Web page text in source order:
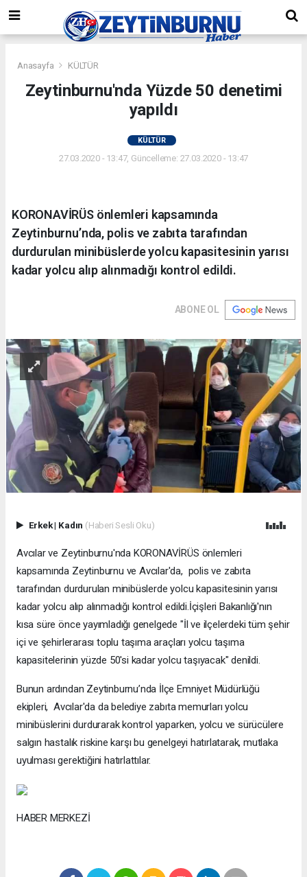
Anasayfa KÜLTÜR
Zeytinburnu'nda Yüzde 50 denetimi
yapıldı
KÜLTÜR
27.03.2020 - 13:47, Güncelleme: 27.03.2020 - 13:47
KORONAVİRÜS önlemleri kapsamında
Zeytinburnu’nda, polis ve zabıta tarafından
durdurulan minibüslerde yolcu kapasitesinin yarısı
kadar yolcu alıp alınmadığı kontrol edildi.
ABONE OL
Erkek| Kadın (Haberi Sesli Oku)
Avcılar ve Zeytinburnu'nda KORONAVİRÜS önlemleri
kapsamında Zeytinburnu ve Avcılar'da, polis ve zabıta
tarafından durdurulan minibüslerde yolcu kapasitesinin yarısı
kadar yolcu alıp alınmadığı kontrol edildi.İçişleri Bakanlığı'nın
kısa süre önce yayımladığı genelgede "İl ve ilçelerdeki tüm şehir
içi ve şehirlerarası toplu taşıma araçları yolcu taşıma
kapasitelerinin yüzde 50'si kadar yolcu taşıyacak" denildi.
Bunun ardından Zeytinburnu’nda İlçe Emniyet Müdürlüğü
ekipleri, Avcılar'da da belediye zabıta memurları yolcu
minibüslerini durdurarak kontrol yaparken, yolcu ve sürücülere
salgın hastalık riskine karşı bu genelgeyi hatırlatarak, mutlaka
uyulması gerektiğini hatırlattılar.
HABER MERKEZİ